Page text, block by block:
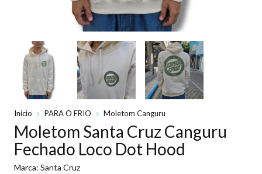
Início PARA O FRIO Moletom Canguru
Moletom Santa Cruz Canguru
Fechado Loco Dot Hood
Marca: Santa Cruz